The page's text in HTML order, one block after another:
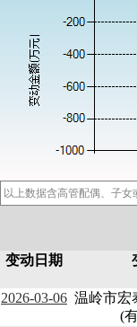
以上数据含高管配偶、子
变动日期
2026-03-06 温岭市宏
(